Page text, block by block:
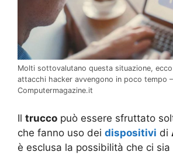
Molti sottovalutano questa situazione,
attacchi hacker avvengono in poco tempo –
Computermagazine.it
Il trucco può essere sfruttato
che fanno uso dei dispositivi di
è esclusa la possibilità che ci sia